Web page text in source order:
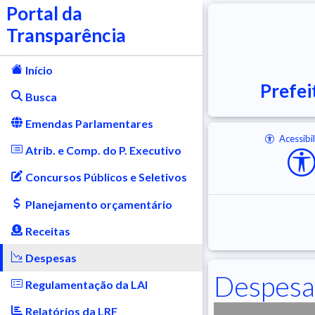
Portal da
Transparência
Início
Busca
Emendas Parlamentares
Atrib. e Comp. do P. Executivo
Concursos Públicos e Seletivos
Planejamento orçamentário
Receitas
Despesas
Regulamentação da LAI
Relatórios da LRF